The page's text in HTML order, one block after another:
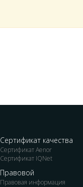
Сертификат качества
Сертификат Aenor
Сертификат IQNet
Правовой
Правовая информация